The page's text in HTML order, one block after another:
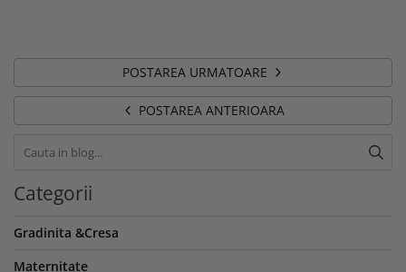
POSTAREA URMATOARE
POSTAREA ANTERIOARA
Categorii
Gradinita &Cresa
Maternitate